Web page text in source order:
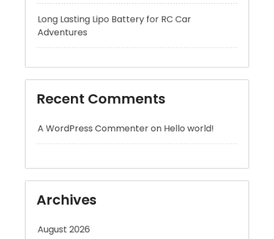
A WordPress CommenteronHello world!
Archives
August 2026
July 2026